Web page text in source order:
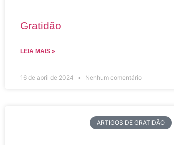
Gratidão
LEIA MAIS »
16 de abril de 2024 Nenhum comentário
ARTIGOS DE GRATIDÃO